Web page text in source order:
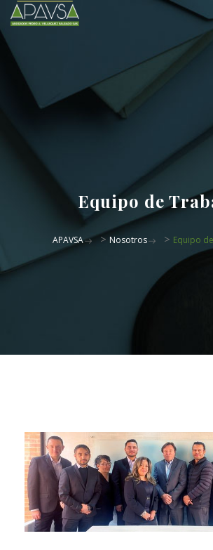
Equipo de
APAVSA > Nosotros > Equipo